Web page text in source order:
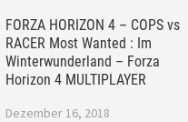
FORZA HORIZON 4 – COPS vs
RACER Most Wanted : Im
Winterwunderland – Forza
Horizon 4 MULTIPLAYER
Dezember 16, 2018